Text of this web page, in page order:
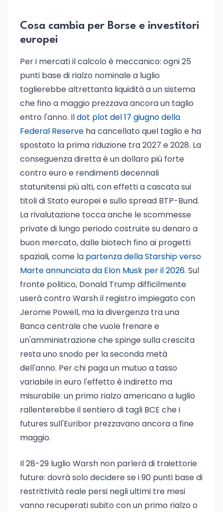
Cosa cambia per Borse e investitori
europei
Per i mercati il calcolo è meccanico: ogni 25
punti base di rialzo nominale a luglio
toglierebbe altrettanta liquidità a un sistema
che fino a maggio prezzava ancora un taglio
entro l'anno. Ildot plot del 17 giugno della
Federal Reserve ha cancellato quel taglio e ha
spostato la prima riduzione tra 2027 e 2028. La
conseguenza diretta è un dollaro più forte
contro euro e rendimenti decennali
statunitensi più alti, con effetti a cascata sui
titoli di Stato europei e sullo spread BTP-Bund.
La rivalutazione tocca anche le scommesse
private di lungo periodo costruite su denaro a
buon mercato, dalle biotech fino ai progetti
spaziali, come la partenza della Starship verso
Marte annunciata da Elon Musk per il 2026. Sul
fronte politico, Donald Trump difficilmente
userà contro Warsh il registro impiegato con
Jerome Powell, ma la divergenza tra una
Banca centrale che vuole frenare e
un'amministrazione che spinge sulla crescita
resta uno snodo per la seconda metà
dell'anno. Per chi paga un mutuo a tasso
variabile in euro l'effetto è indiretto ma
misurabile: un primo rialzo americano a luglio
rallenterebbe il sentiero di tagli BCE che i
futures sull'Euribor prezzavano ancora a fine
maggio.
Il 28-29 luglio Warsh non parlerà di traiettorie
future: dovrà solo decidere se i 90 punti base di
restrittività reale persi negli ultimi tre mesi
vanno recuperati subito con un primo rialzo o